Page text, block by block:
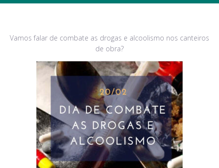
Vamos falar de combate as drogas e alcoolismo nos canteiros
de obra?